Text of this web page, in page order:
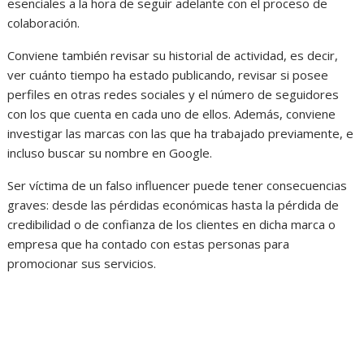
esenciales a la hora de seguir adelante con el proceso de
colaboración.
Conviene también revisar su historial de actividad, es decir,
ver cuánto tiempo ha estado publicando, revisar si posee
perfiles en otras redes sociales y el número de seguidores
con los que cuenta en cada uno de ellos. Además, conviene
investigar las marcas con las que ha trabajado previamente, e
incluso buscar su nombre en Google.
Ser víctima de un falso influencer puede tener consecuencias
graves: desde las pérdidas económicas hasta la pérdida de
credibilidad o de confianza de los clientes en dicha marca o
empresa que ha contado con estas personas para
promocionar sus servicios.